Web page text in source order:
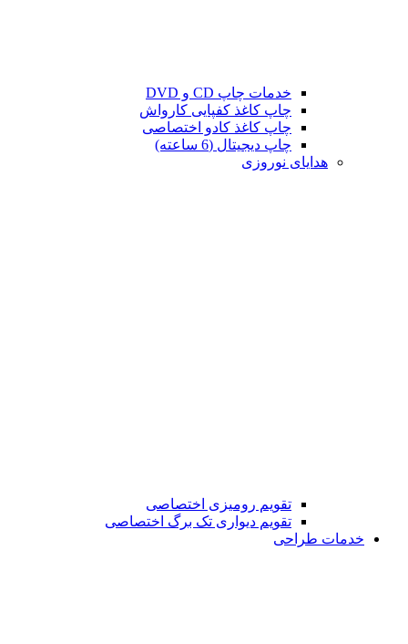
خدمات چاپ CD و DVD
چاپ کاغذ کفپایی کارواش
چاپ کاغذ کادو اختصاصی
چاپ دیجیتال (6 ساعته)
هدایای نوروزی
تقویم رومیزی اختصاصی
تقویم دیواری تک برگ اختصاصی
خدمات طراحی